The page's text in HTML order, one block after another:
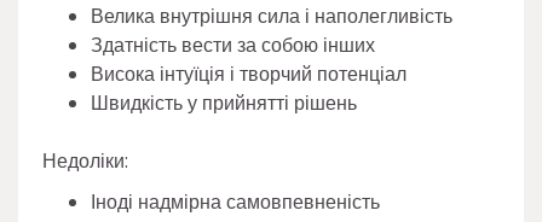
Велика внутрішня сила і наполегливість
Здатність вести за собою інших
Висока інтуїція і творчий потенціал
Швидкість у прийнятті рішень
Недоліки:
Іноді надмірна самовпевненість